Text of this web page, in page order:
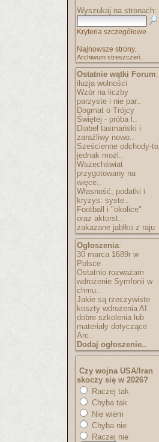
Wyszukaj na stronach:
Kryteria szczegółowe
Najnowsze strony..
Archiwum streszczeń..
Ostatnie wątki Forum:
iluzja wolności
Wzór na liczby
parzyste i nie par..
Dogmat o Trójcy
Świętej - próba l..
Diabeł tasmański i
zaraźliwy nowo..
Sześcienne odchody-to
jednak możl..
Wszechświat
przygotowany na
więce..
Własność, podatki i
kryzys: syste..
Football i "okolice"
oraz aktorst..
zakazane jabłko z raju
Ogłoszenia:
30 marca 1689r w
Polsce
Ostatnio rozważam
wdrożenie Symfonii w
chmu..
Jakie są rzeczywiste
koszty wdrożenia AI
dobre szkolenia lub
materiały dotyczące
Arc..
Dodaj ogłoszenie..
Czy wojna USA/Iran
skoczy się w 2026?
Raczej tak
Chyba tak
Nie wiem
Chyba nie
Raczej nie